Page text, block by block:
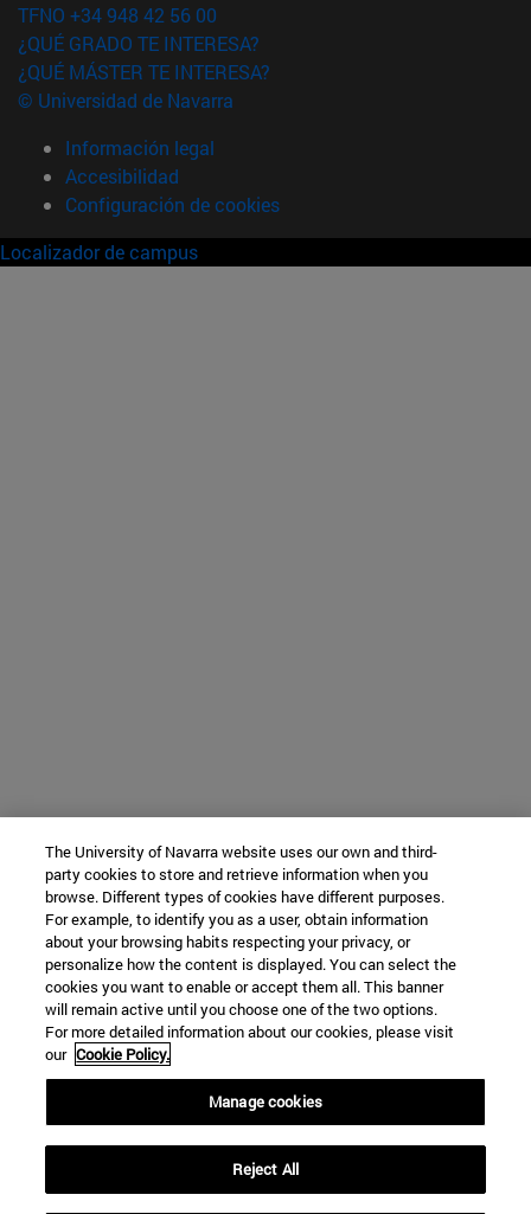
TFNO +34 948 42 56 00
¿QUÉ GRADO TE INTERESA?
¿QUÉ MÁSTER TE INTERESA?
© Universidad de Navarra
Información legal
Accesibilidad
Configuración de cookies
Localizador de campus
The University of Navarra website uses our own and third-
party cookies to store and retrieve information when you
browse. Different types of cookies have different purposes.
For example, to identify you as a user, obtain information
about your browsing habits respecting your privacy, or
personalize how the content is displayed. You can select the
cookies you want to enable or accept them all. This banner
will remain active until you choose one of the two options.
For more detailed information about our cookies, please visit
our Cookie Policy.
Manage cookies
Reject All